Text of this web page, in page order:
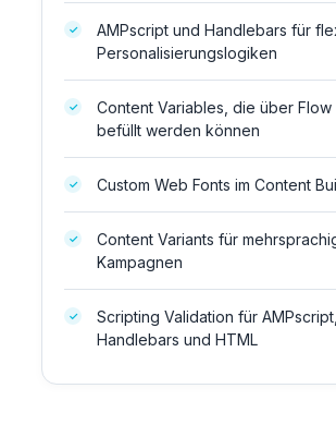
AMPscript und Handlebars für
Personalisierungslogiken
Content Variables, die über
befüllt werden können
Custom Web Fonts im Content
Content Variants für
Kampagnen
Scripting Validation für AMPscript,
Handlebars und HTML